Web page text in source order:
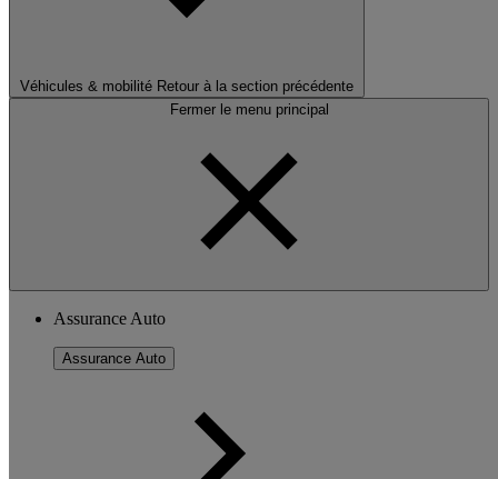
Véhicules & mobilité Retour à la section précédente
Fermer le menu principal
Assurance Auto
Assurance Auto